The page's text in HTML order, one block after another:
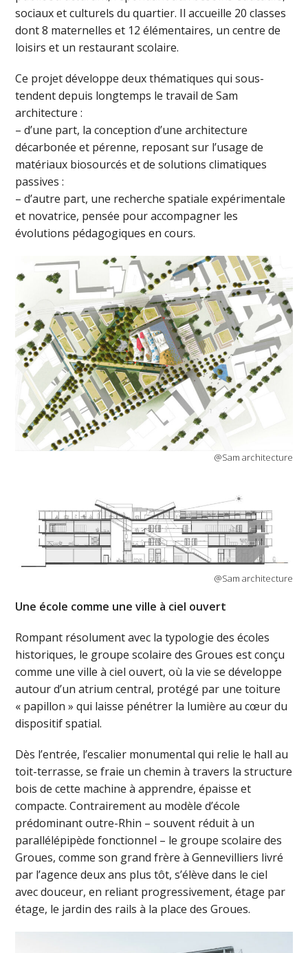
sociaux et culturels du quartier. Il accueille 20 classes
dont 8 maternelles et 12 élémentaires, un centre de
loisirs et un restaurant scolaire.
Ce projet développe deux thématiques qui sous-
tendent depuis longtemps le travail de Sam
architecture :
– d’une part, la conception d’une architecture
décarbonée et pérenne, reposant sur l’usage de
matériaux biosourcés et de solutions climatiques
passives :
– d’autre part, une recherche spatiale expérimentale
et novatrice, pensée pour accompagner les
évolutions pédagogiques en cours.
@Sam architecture
@Sam architecture
Une école comme une ville à ciel ouvert
Rompant résolument avec la typologie des écoles
historiques, le groupe scolaire des Groues est conçu
comme une ville à ciel ouvert, où la vie se développe
autour d’un atrium central, protégé par une toiture
« papillon » qui laisse pénétrer la lumière au cœur du
dispositif spatial.
Dès l’entrée, l’escalier monumental qui relie le hall au
toit-terrasse, se fraie un chemin à travers la structure
bois de cette machine à apprendre, épaisse et
compacte. Contrairement au modèle d’école
prédominant outre-Rhin – souvent réduit à un
parallélépipède fonctionnel – le groupe scolaire des
Groues, comme son grand frère à Gennevilliers livré
par l’agence deux ans plus tôt, s’élève dans le ciel
avec douceur, en reliant progressivement, étage par
étage, le jardin des rails à la place des Groues.